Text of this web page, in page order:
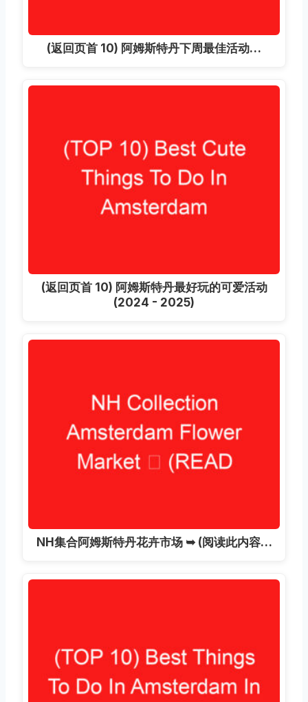
(返回页首 10) 阿姆斯特丹下周最佳活动…
(返回页首 10) 阿姆斯特丹最好玩的可爱活动
(2024 - 2025)
NH集合阿姆斯特丹花卉市场 ➥ (阅读此内容…